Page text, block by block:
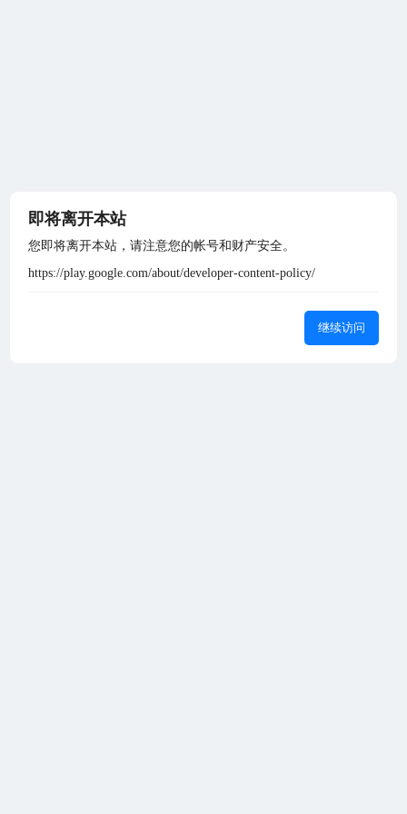
即将离开本站
您即将离开本站，请注意您的帐号和财产安全。
https://play.google.com/about/developer-content-policy/
继续访问